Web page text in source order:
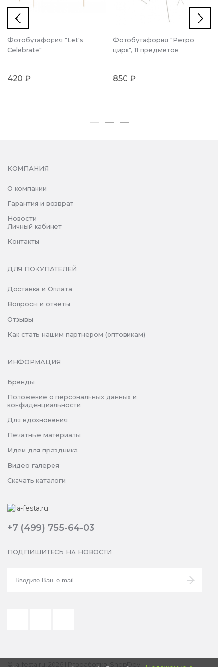
Фотобутафория "Let's
Celebrate"
420 ₽
Фотобутафория "Ретро
цирк", 11 предметов
850 ₽
+7 (499) 755-64-03
ПОДПИШИТЕСЬ НА НОВОСТИ
КОМПАНИЯ
О компании
Гарантия и возврат
Новости
Личный кабинет
Контакты
ДЛЯ ПОКУПАТЕЛЕЙ
Доставка и Оплата
Вопросы и ответы
Отзывы
Как стать нашим партнером (оптовикам)
ИНФОРМАЦИЯ
Бренды
Положение о персональных данных и
конфиденциальности
Для вдохновения
Печатные материалы
Идеи для праздника
Видео галерея
Скачать каталоги
© la-festa.ru, 2026 | Разработка: ShopDev